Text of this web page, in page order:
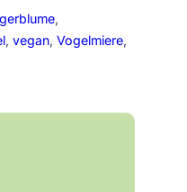
, vegan, Vogelmiere